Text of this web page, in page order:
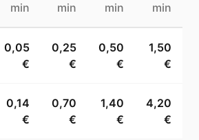
min
min
min
min
0,05
€
0,25
€
0,50
€
1,50
€
0,14
€
0,70
€
1,40
€
4,20
€